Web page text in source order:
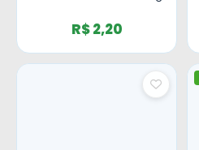
R$ 2,20